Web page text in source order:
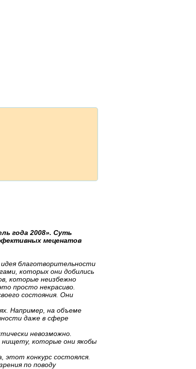
года 2008». Суть
меценатов
благотворительности
которых они добились
которые неизбежно
просто некрасиво.
состояния. Они
Например, на объеме
даже в сфере
невозможно.
нищету, которые они якобы
этот конкурс состоялся.
по поводу